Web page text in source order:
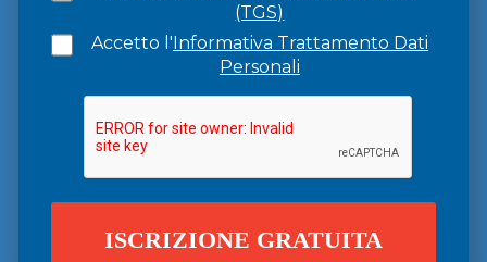
(TGS)
Accetto l'Informativa Trattamento Dati
Personali